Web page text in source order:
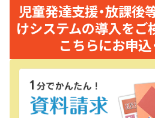
児童発達支援・放課後
けシステムの導入をご
こちらにお申込